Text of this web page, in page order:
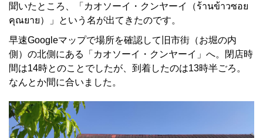
聞いたところ、「カオソーイ・クンヤーイ（ร้านข้าวซอย
คุณยาย）」という名が出てきたのです。
早速Googleマップで場所を確認して旧市街（お堀の内
側）の北側にある「カオソーイ・クンヤーイ」へ。閉店時
間は14時とのことでしたが、到着したのは13時半ごろ。
なんとか間に合いました。